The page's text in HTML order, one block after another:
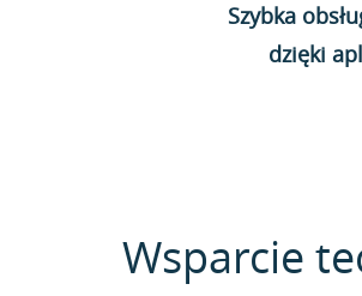
Szybka
dzięki
Wsparcie